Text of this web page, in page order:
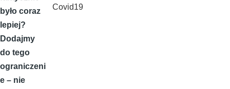
było coraz
lepiej?
Dodajmy
do tego
ograniczeni
e – nie
Covid19